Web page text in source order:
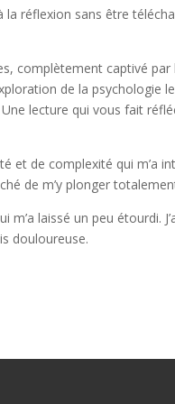
la réflexion sans être
complètement captivé
de la psychologie
lecture qui vous fait
et de complexité qui m’a
de m’y plonger
laissé un peu étourdi.
douloureuse.